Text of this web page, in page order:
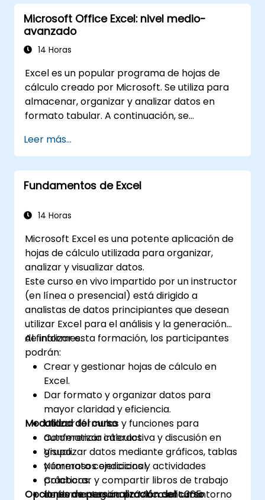
Microsoft Office Excel: nivel medio-
avanzado
14 Horas
Excel es un popular programa de hojas de
cálculo creado por Microsoft. Se utiliza para
almacenar, organizar y analizar datos en
formato tabular. A continuación, se
funciones clave de Excel: 1. Hojas de cálculo:
Consiste en hojas, donde cada hoja es una
matriz compuesta por celdas dispuestas en
filas y columnas. Permite crear varias hojas
organización de diferentes conjuntos de
diversos cálculos matemáticos, estadísticos y
lógicos mediante fórmulas. Cuenta con una
amplia gama de funciones integradas, como
SUMA, PROMEDIO, MAX, MIN, SI, BUSCARV, etc.
3. Formato y apariencia de los datos: Ofrece
herramientas para dar formato a los datos,
incluyendo cambios en la fuente, el color y el
estilo, además de la creación de gráficos,
tablas dinámicas y diagramas. 4. Ordenar,
filtrar y agrupar: Permite ordenar datos según
criterios específicos. Posibilita filtrar datos
para mostrar únicamente información
seleccionada. Ofrece la capacidad de
agrupar los datos en función de las
necesidades. 5. Análisis de datos:
Herramientas para realizar análisis
avanzados, como análisis de escenarios,
tendencias y pronósticos, además de la
Leer más...
Fundamentos de Excel
14 Horas
Microsoft Excel es una potente aplicación de
hojas de cálculo utilizada para organizar,
analizar y visualizar datos.
Este curso en vivo impartido por un instructor
(en línea o presencial) está dirigido a
analistas de datos principiantes que desean
utilizar Excel para el análisis y la generación
de informes.
Al finalizar esta formación, los participantes
podrán:
Crear y gestionar hojas de cálculo en
Excel.
Dar formato y organizar datos para
mayor claridad y eficiencia.
Utilizar fórmulas y funciones para
automatizar cálculos.
Visualizar datos mediante gráficos, tablas
y formato condicional.
Colaborar y compartir libros de trabajo
de forma segura en Microsoft 365.
Modalidad del curso
Conferencia interactiva y discusión en
grupo.
Numerosos ejercicios y actividades
prácticas.
Implementación práctica en un entorno
Opciones de personalización del curso